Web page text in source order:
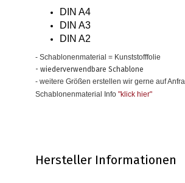
DIN A4
DIN A3
DIN A2
- Schablonenmaterial = Kunststofffolie
- wiederverwendbare Schablone
- weitere Größen erstellen wir gerne auf
Schablonenmaterial Info "klick hier"
Hersteller Informationen